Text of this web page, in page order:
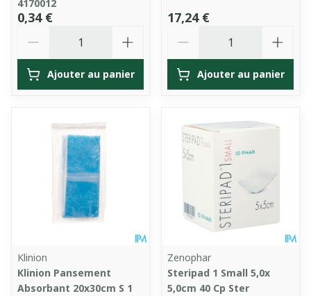
4170012
0,34 €
Ajouter au panier
17,24 €
Ajouter au panier
Klinion
Klinion Pansement
Absorbant 20x30cm S 1
Zenophar
Steripad 1 Small 5,0x
5,0cm 40 Cp Ster